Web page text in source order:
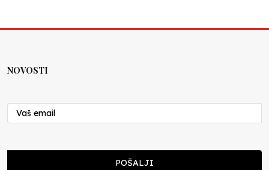
Nenad Veličković
29.10.2024
Cuke i djeca
NOVOSTI
POŠALJI